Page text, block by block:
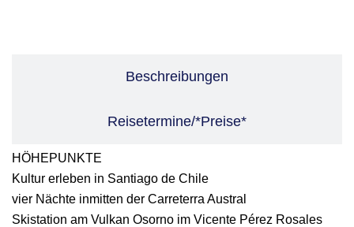
Beschreibungen
Reisetermine/*Preise*
HÖHEPUNKTE
Kultur erleben in Santiago de Chile
vier Nächte inmitten der Carreterra Austral
Skistation am Vulkan Osorno im Vicente Pérez Rosales